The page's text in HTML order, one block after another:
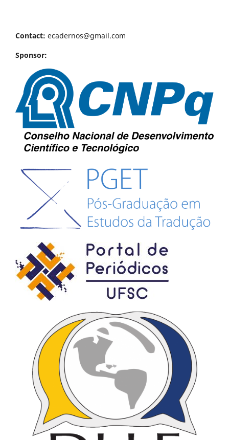
Contact: ecadernos@gmail.com
Sponsor: